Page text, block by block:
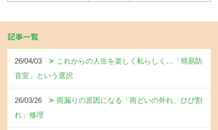
記事一覧
26/04/03
これからの人生を楽しく私らしく…「簡易防
音室」という選択
26/03/26
雨漏りの原因になる「雨どいの外れ、ひび割
れ」修理